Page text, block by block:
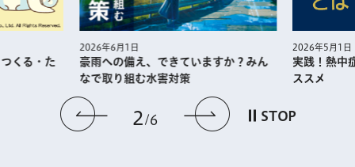
前のスライドを表示
2 6 次のスライドを
STOP
くる・た
2026年6月1日
豪雨への備え、できていますか？みん
なで取り組む水害対策
2026年5月1日
実践！熱中
ススメ